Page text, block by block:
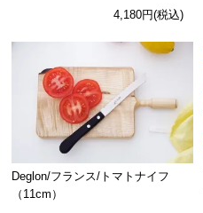
4,180円(税込)
Deglon/フランス/トマトナイフ
（11cm）